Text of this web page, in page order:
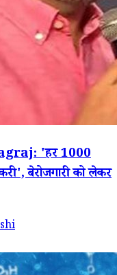
'हर 1000
बेरोजगारी को लेकर